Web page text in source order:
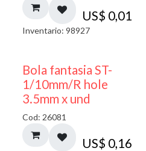
US$ 0,01
Inventario: 98927
Bola fantasia ST-
1/10mm/R hole
3.5mm x und
Cod: 26081
US$ 0,16